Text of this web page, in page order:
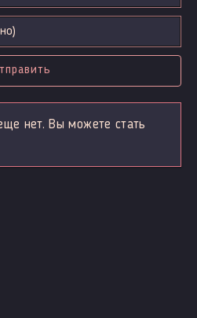
нет. Вы можете стать